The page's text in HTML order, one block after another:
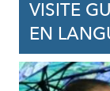
VISITE
EN